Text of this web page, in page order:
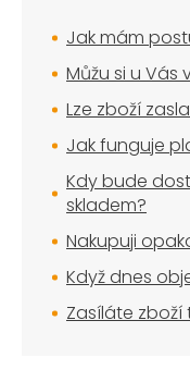
Jak mám
Můžu si u
Lze zboží
Jak funguje
Kdy bude
skladem?
Nakupuji
Když dnes
Zasíláte zboží